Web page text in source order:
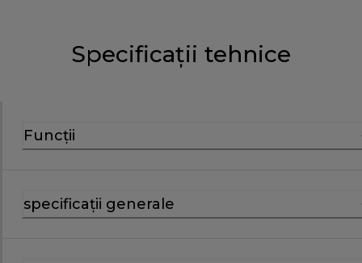
Specificații tehnice
Funcții
specificații generale